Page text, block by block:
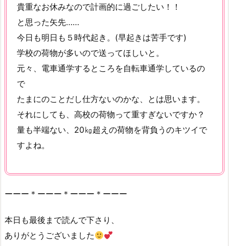
貴重なお休みなので計画的に過ごしたい！！
と思った矢先……
今日も明日も５時代起き。(早起きは苦手です)
学校の荷物が多いので送ってほしいと。
元々、電車通学するところを自転車通学しているの
で
たまにのことだし仕方ないのかな、とは思います。
それにしても、高校の荷物って重すぎないですか？
量も半端ない、20㎏超えの荷物を背負うのキツイで
すよね。
ーーー＊ーーー＊ーーー＊ーーー
本日も最後まで読んで下さり、
ありがとうございました